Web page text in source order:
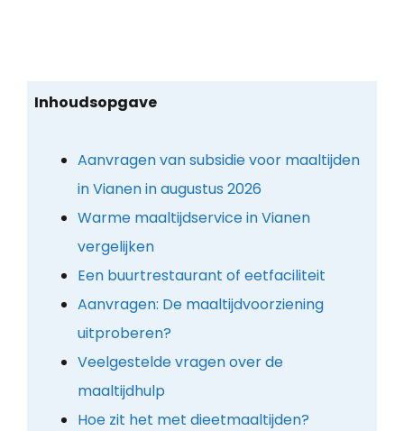
Inhoudsopgave
Aanvragen van subsidie voor maaltijden
in Vianen in augustus 2026
Warme maaltijdservice in Vianen
vergelijken
Een buurtrestaurant of eetfaciliteit
Aanvragen: De maaltijdvoorziening
uitproberen?
Veelgestelde vragen over de
maaltijdhulp
Hoe zit het met dieetmaaltijden?